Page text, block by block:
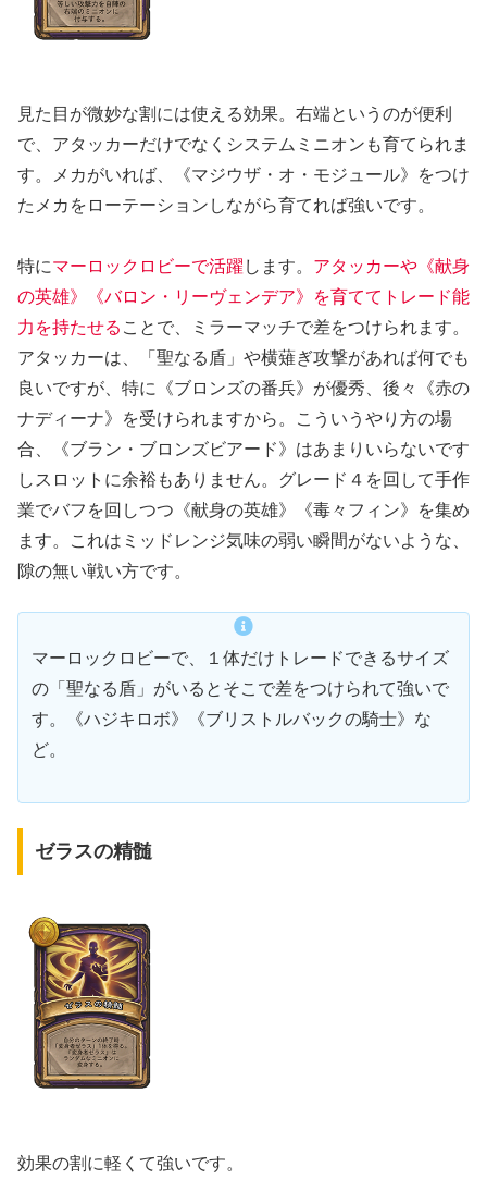
見た目が微妙な割には使える効果。右端というのが便利
で、アタッカーだけでなくシステムミニオンも育てられま
す。メカがいれば、《マジウザ・オ・モジュール》をつけ
たメカをローテーションしながら育てれば強いです。
特にマーロックロビーで活躍 します。 アタッカーや《献身
の英雄》《バロン・リーヴェンデア》を育ててトレード能
力を持たせる ことで、ミラーマッチで差をつけられます。
アタッカーは、「聖なる盾」や横薙ぎ攻撃があれば何でも
良いですが、特に《ブロンズの番兵》が優秀、後々《赤の
ナディーナ》を受けられますから。こういうやり方の場
合、《ブラン・ブロンズビアード》はあまりいらないです
しスロットに余裕もありません。グレード４を回して手作
業でバフを回しつつ《献身の英雄》《毒々フィン》を集め
ます。これはミッドレンジ気味の弱い瞬間がないような、
隙の無い戦い方です。
マーロックロビーで、１体だけトレードできるサイズ
の「聖なる盾」がいるとそこで差をつけられて強いで
す。《ハジキロボ》《ブリストルバックの騎士》な
ど。
ゼラスの精髄
効果の割に軽くて強いです。